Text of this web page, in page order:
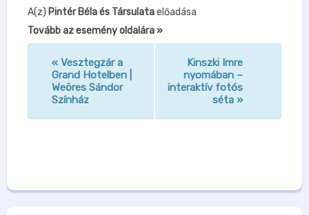
A(z) Pintér Béla és Társulataelőadása
Tovább az esemény oldalára »
c
« Vesztegzár a
Grand Hotelben |
Weöres Sándor
Színház
Kinszki Imre
nyomában –
interaktív fotós
séta »